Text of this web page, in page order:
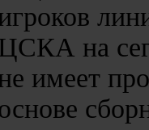
на
имеет